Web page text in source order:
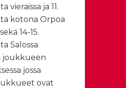
vieraissa ja 11.
kotona Orpoa
14-15.
Salossa
joukkueen
jossa
ovat